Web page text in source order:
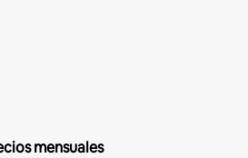
mensuales